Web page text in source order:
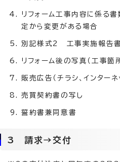
リフォーム工事内容に係る
定から変更がある場合
別記様式2 工事実施報告書
リフォーム後の写真（工事箇
販売広告（チラシ、インター
売買契約書の写し
誓約書兼同意書
3 請求→交付